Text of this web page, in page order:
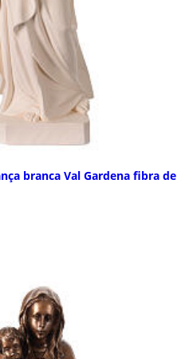
branca Val Gardena fibra de